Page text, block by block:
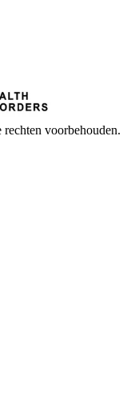
rechten voorbehouden.